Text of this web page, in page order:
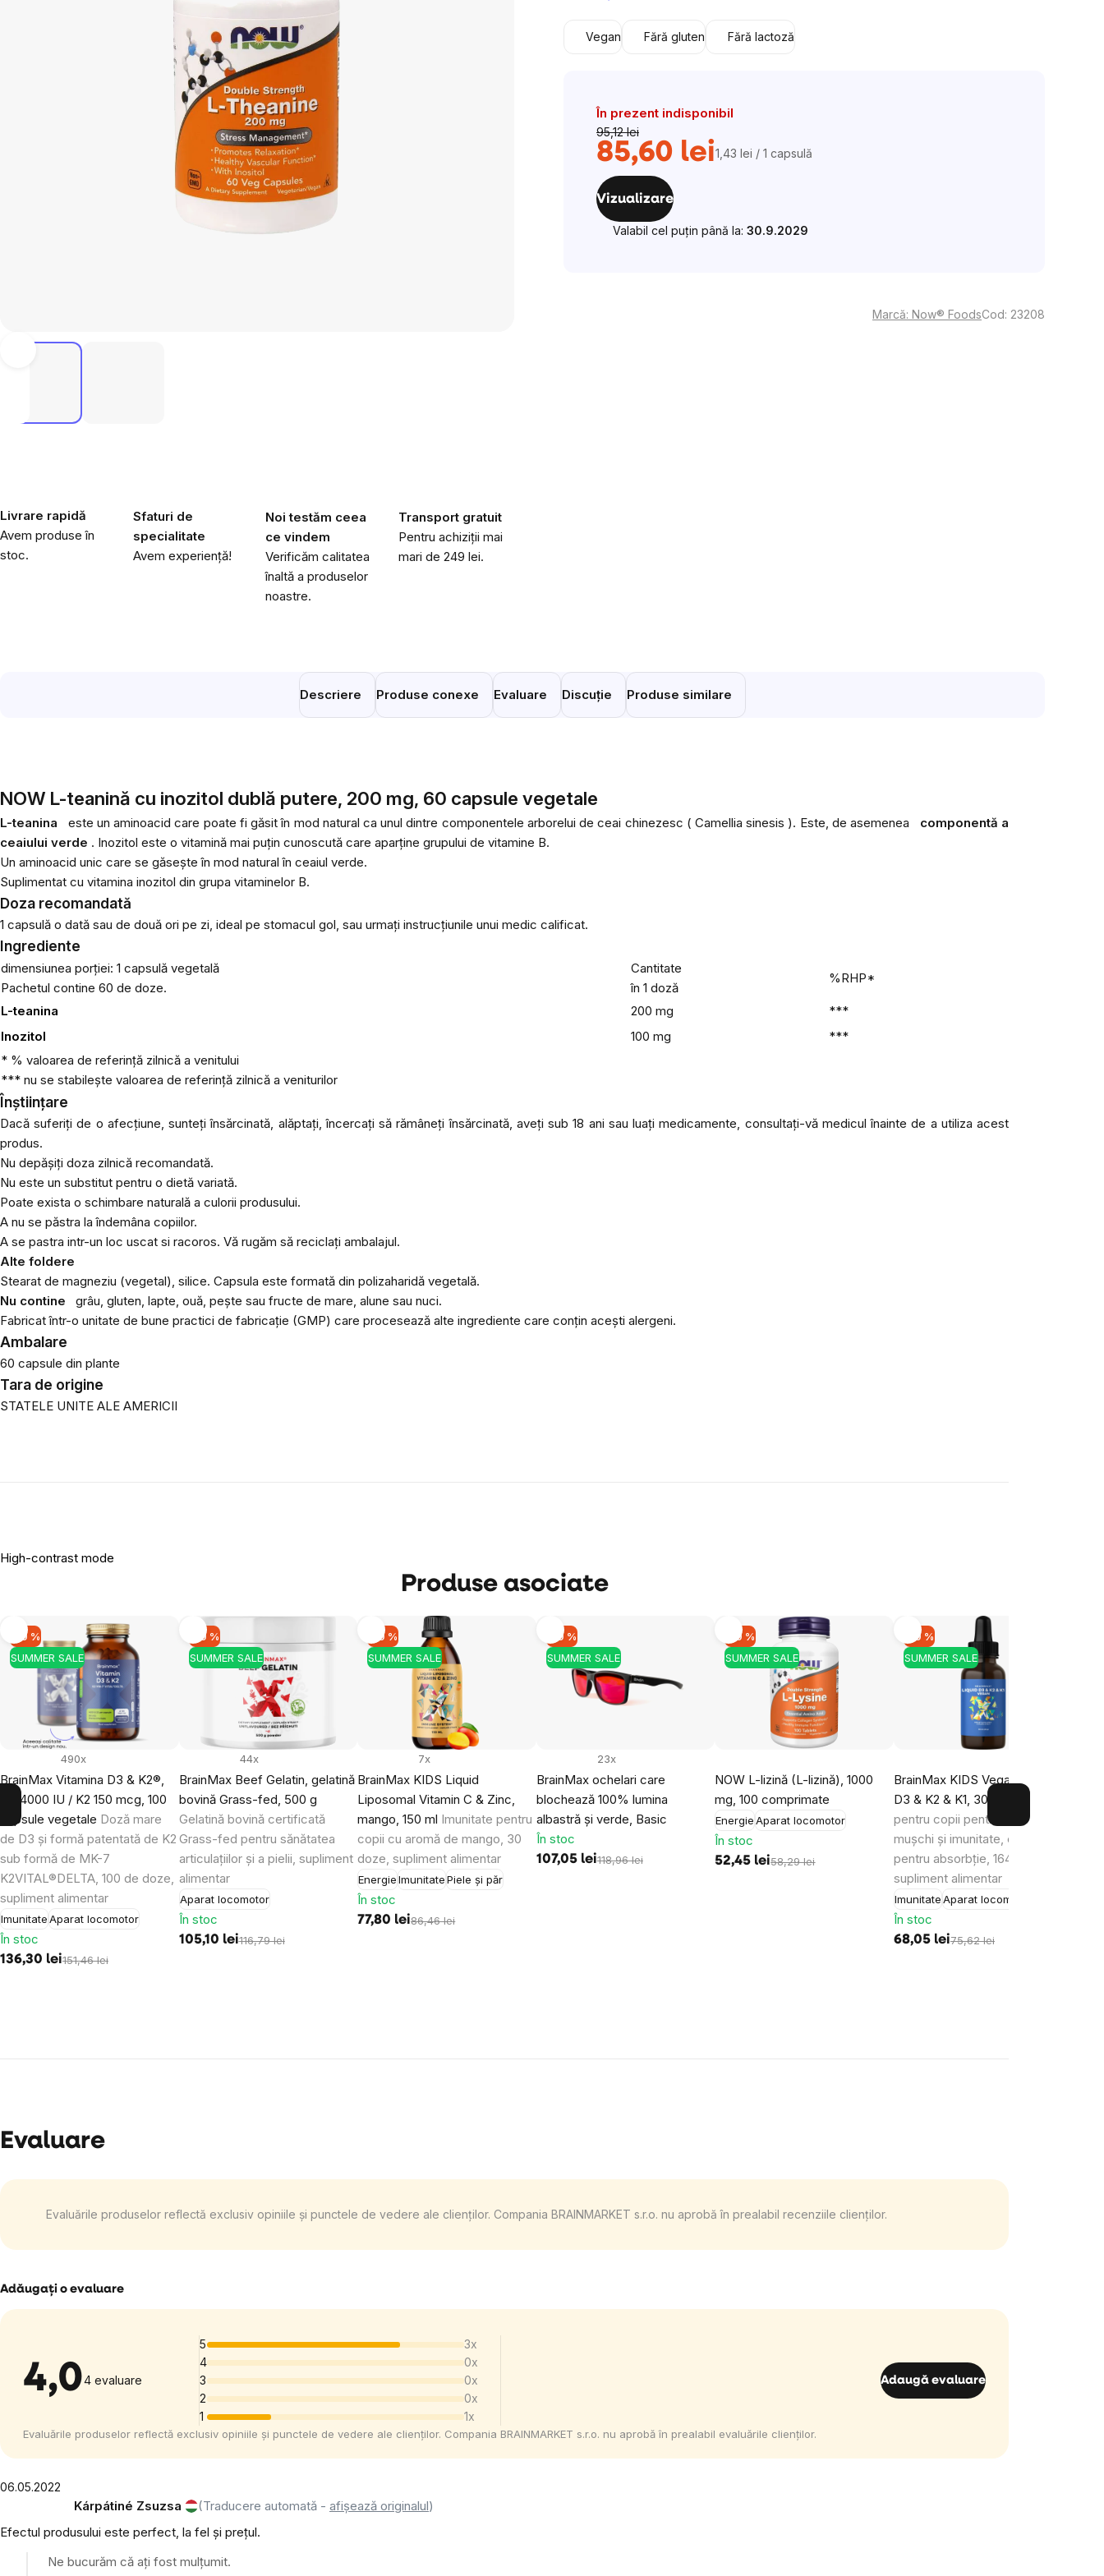
Livrare rapidă
Avem produse în
stoc.
Sfaturi de
specialitate
Avem experiență!
Noi testăm ceea
ce vindem
Verificăm calitatea
înaltă a produselor
noastre.
Transport gratuit
Pentru achiziții mai
mari de 249 lei.
Vegan Fără gluten Fără lactoză
În prezent indisponibil
95,12 lei
85,60 lei Evaluare
1,43 lei / 1 capsulă
Vizualizare
Valabil cel puțin până la: 30.9.2029
Marcă: Now® FoodsCod: 23208
Descriere Produse conexe Evaluare Discuție Produse similare
NOW L-teanină cu inozitol dublă putere, 200 mg, 60 capsule vegetale
L-teanina este un aminoacid care poate fi găsit în mod natural ca unul dintre componentele arborelui de ceai chinezesc ( Camellia sinesis ). Este, de asemenea
componentă a
ceaiului verde . Inozitol este o vitamină mai puțin cunoscută care aparține grupului de vitamine B.
Un aminoacid unic care se găsește în mod natural în ceaiul verde.
Suplimentat cu vitamina inozitol din grupa vitaminelor B.
Doza recomandată
1 capsulă o dată sau de două ori pe zi, ideal pe stomacul gol, sau urmați instrucțiunile unui medic calificat.
Ingrediente
dimensiunea porției: 1 capsulă vegetală
Pachetul contine 60 de doze.
Cantitate
în 1 doză
%RHP*
L-teanina 200 mg
***
Inozitol
100 mg
***
* % valoarea de referință zilnică a venitului
*** nu se stabilește valoarea de referință zilnică a veniturilor
Înștiințare
Dacă suferiți de o afecțiune, sunteți însărcinată, alăptați, încercați să rămâneți însărcinată, aveți sub 18 ani sau luați medicamente, consultați-vă medicul înainte de a utiliza acest
produs.
Nu depășiți doza zilnică recomandată.
Nu este un substitut pentru o dietă variată.
Poate exista o schimbare naturală a culorii produsului.
A nu se păstra la îndemâna copiilor.
A se pastra intr-un loc uscat si racoros. Vă rugăm să reciclați ambalajul.
Alte foldere
Stearat de magneziu (vegetal), silice. Capsula este formată din polizaharidă vegetală.
Nu contine
grâu, gluten, lapte, ouă, pește sau fructe de mare, alune sau nuci.
Fabricat într-o unitate de bune practici de fabricație (GMP) care procesează alte ingrediente care conțin acești alergeni.
Ambalare
60 capsule din plante
Tara de origine
STATELE UNITE ALE AMERICII
High-contrast mode
Produse asociate
SUMMER SALE
-10 %
BrainMax Vitamina D3 & K2®,
D3 4000 IU / K2 150 mcg, 100
capsule vegetale Doză mare
de D3 și formă patentată de K2
sub formă de MK-7
K2VITAL®DELTA, 100 de doze,
supliment alimentar
ImunitateAparat locomotor
490x
În stoc
136,30 lei151,46 lei
SUMMER SALE
-10 %
BrainMax Beef Gelatin, gelatină
bovină Grass-fed, 500 g
Gelatină bovină certificată
Grass-fed pentru sănătatea
articulațiilor și a pielii, supliment
alimentar
Aparat locomotor
44x
În stoc
105,10 lei116,79 lei
SUMMER SALE
-10 %
BrainMax KIDS Liquid
Liposomal Vitamin C & Zinc,
mango, 150 ml Imunitate pentru
copii cu aromă de mango, 30
doze, supliment alimentar
EnergieImunitatePiele și păr
7x
În stoc
77,80 lei86,46 lei
SUMMER SALE
-10 %
BrainMax ochelari care
blochează 100% lumina
albastră și verde, Basic
23x
În stoc
107,05 lei118,96 lei
SUMMER SALE
-10 %
NOW L-lizină (L-lizină), 1000
mg, 100 comprimate
Energie Aparat locomotor
În stoc
52,45 lei58,29 lei
SUMMER SALE
-10 %
BrainMax KIDS Vegan Liquid
D3 & K2 & K1, 30 ml
pentru copii pentru oase, dinți,
mușchi și imunitate, cu MCT
pentru absorbție, 164 doze,
supliment alimentar
ImunitateAparat locomotor
În stoc
68,05 lei75,62 lei
Evaluare
Evaluările produselor reflectă exclusiv opiniile și punctele de vedere ale clienților. Compania BRAINMARKET s.r.o. nu aprobă în prealabil recenziile clienților.
Adăugaţi o evaluare
4,04 evaluare
5
3x
4
0x
3
0x
2
0x
1
1x
Adaugă evaluare
Evaluările produselor reflectă exclusiv opiniile și punctele de vedere ale clienților. Compania BRAINMARKET s.r.o. nu aprobă în prealabil evaluările clienților.
06.05.2022
Kárpátiné Zsuzsa (Traducere automată - afișează originalul)
Efectul produsului este perfect, la fel și prețul.
Ne bucurăm că ați fost mulțumit.
Obțineți codul pentru